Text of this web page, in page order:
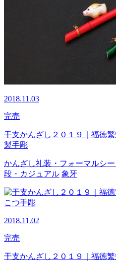
2018.11.03
完売
干支かんざし２０１９｜福徳
製手彫
かんざし礼装・フォーマルシ
段・カジュアル 象牙
2018.11.02
完売
干支かんざし２０１９｜福徳